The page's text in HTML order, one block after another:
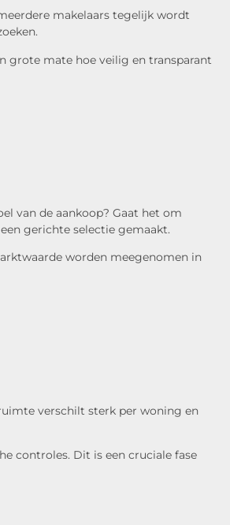
makelaars tegelijk wordt
grote mate hoe veilig en transparant
van de aankoop? Gaat het om
gerichte selectie gemaakt.
worden meegenomen in
verschilt sterk per woning en
controles. Dit is een cruciale fase